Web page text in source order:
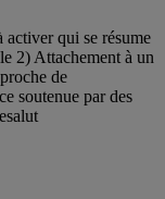
activer qui se résume
2) Attachement à un
de
soutenue par des